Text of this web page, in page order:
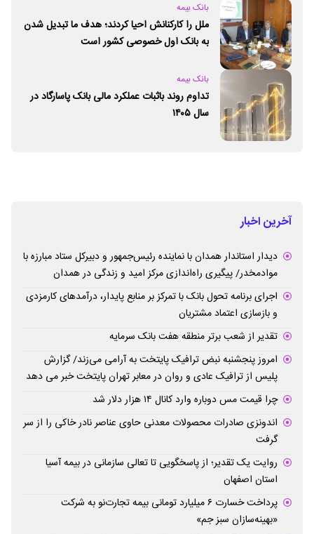
بانک بیمه
ملل را کارکنانش احیا کردند؛ هدف ما تبدیل شدن
به بانک اول خصوصی کشور است
بانک بیمه
تداوم روند باثبات عملکرد مالی بانک پاسارگاد در
سال ۱۴۰۵
آخرین اخبار
دیدار استاندار همدان با نماینده رئیس‌جمهور و دبیرکل ستاد مبارزه با
موادمخدر/ پیگیری راه‌اندازی مرکز امید و زندگی در همدان
اجرای برنامه تحول بانک با تمرکز بر منابع پایدار، درآمدهای کارمزدی
و بازسازی اعتماد مشتریان
تقدیر از شعب برتر منطقه هفت بانک سرمایه
امروز پنجشنبه نبض ترافیک پایتخت به آرامی می‌زند/ گزارش
پلیس از ترافیک عادی و روان در معابر تهران پایتخت خبر می دهد
چرا قیمت مس دوباره وارد کانال ۱۴ هزار دلار شد
اندونزی صادرات محصولات معدنی حاوی عناصر نادر خاکی را از سر
گرفت
روایت یک تقدیر؛ از پاسخگویی تا تعالی سازمانی در بیمه آسیا
استان اصفهان
پرداخت خسارت ۶ میلیارد تومانی بیمه تجارت‌نو به شرکت
«بهینه‌سازان سبز جم»